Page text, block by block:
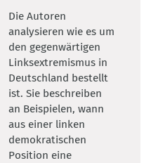
Die Autoren
analysieren wie es um
den gegenwärtigen
Linksextremismus in
Deutschland bestellt
ist. Sie beschreiben
an Beispielen, wann
aus einer linken
demokratischen
Position eine